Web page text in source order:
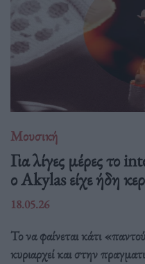
Μουσική
Για λίγες μέρες το
ο Akylas είχε ήδη
18.05.26
Το να φαίνεται κάτι
κυριαρχεί και στην